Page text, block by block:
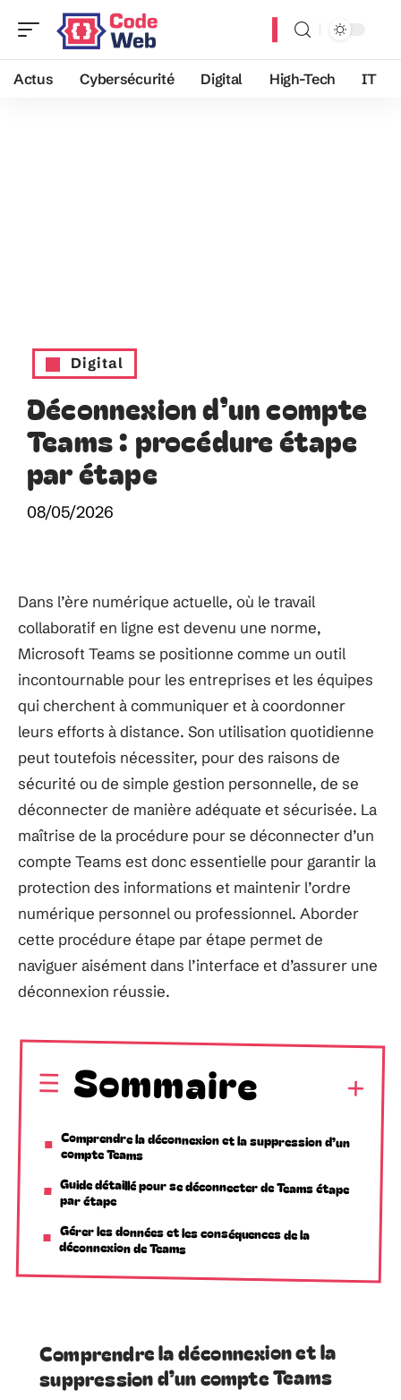
Actus Cybersécurité Digital High-Tech IT
Digital
Déconnexion d’un compte
Teams : procédure étape
par étape
08/05/2026
Dans l’ère numérique actuelle, où le travail
collaboratif en ligne est devenu une norme,
Microsoft Teams se positionne comme un outil
incontournable pour les entreprises et les équipes
qui cherchent à communiquer et à coordonner
leurs efforts à distance. Son utilisation quotidienne
peut toutefois nécessiter, pour des raisons de
sécurité ou de simple gestion personnelle, de se
déconnecter de manière adéquate et sécurisée. La
maîtrise de la procédure pour se déconnecter d’un
compte Teams est donc essentielle pour garantir la
protection des informations et maintenir l’ordre
numérique personnel ou professionnel. Aborder
cette procédure étape par étape permet de
naviguer aisément dans l’interface et d’assurer une
déconnexion réussie.
Sommaire
Comprendre la déconnexion et la suppression d’un
compte Teams
Guide détaillé pour se déconnecter de Teams étape
par étape
Gérer les données et les conséquences de la
déconnexion de Teams
Comprendre la déconnexion et la
suppression d’un compte Teams